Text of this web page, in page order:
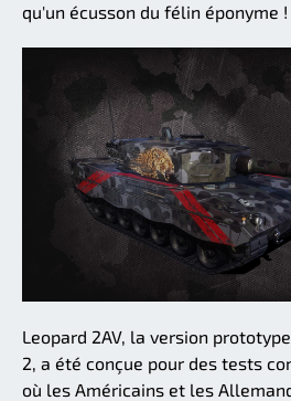
qu'un écusson du félin éponyme !
Leopard 2AV, la version
2, a été conçue pour des tests
où les Américains et les